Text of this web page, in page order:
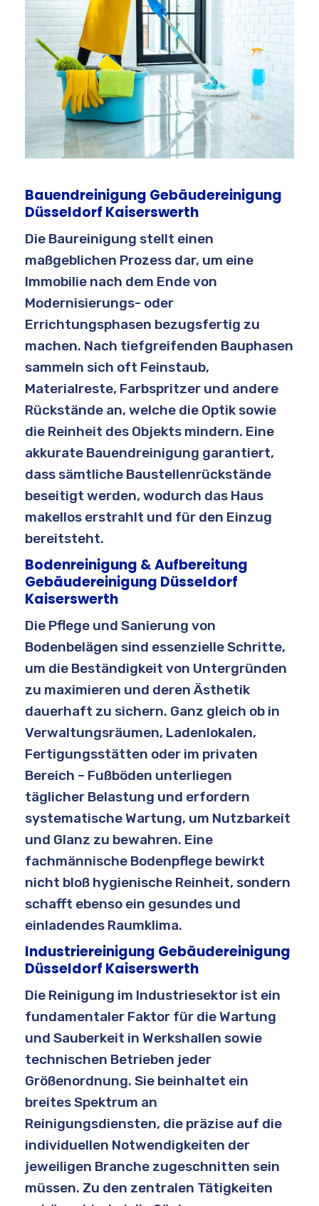
Bauendreinigung Gebäudereinigung
Düsseldorf Kaiserswerth
Die Baureinigung stellt einen
maßgeblichen Prozess dar, um eine
Immobilie nach dem Ende von
Modernisierungs- oder
Errichtungsphasen bezugsfertig zu
machen. Nach tiefgreifenden Bauphasen
sammeln sich oft Feinstaub,
Materialreste, Farbspritzer und andere
Rückstände an, welche die Optik sowie
die Reinheit des Objekts mindern. Eine
akkurate Bauendreinigung garantiert,
dass sämtliche Baustellenrückstände
beseitigt werden, wodurch das Haus
makellos erstrahlt und für den Einzug
bereitsteht.
Bodenreinigung & Aufbereitung
Gebäudereinigung Düsseldorf
Kaiserswerth
Die Pflege und Sanierung von
Bodenbelägen sind essenzielle Schritte,
um die Beständigkeit von Untergründen
zu maximieren und deren Ästhetik
dauerhaft zu sichern. Ganz gleich ob in
Verwaltungsräumen, Ladenlokalen,
Fertigungsstätten oder im privaten
Bereich – Fußböden unterliegen
täglicher Belastung und erfordern
systematische Wartung, um Nutzbarkeit
und Glanz zu bewahren. Eine
fachmännische Bodenpflege bewirkt
nicht bloß hygienische Reinheit, sondern
schafft ebenso ein gesundes und
einladendes Raumklima.
Industriereinigung Gebäudereinigung
Düsseldorf Kaiserswerth
Die Reinigung im Industriesektor ist ein
fundamentaler Faktor für die Wartung
und Sauberkeit in Werkshallen sowie
technischen Betrieben jeder
Größenordnung. Sie beinhaltet ein
breites Spektrum an
Reinigungsdiensten, die präzise auf die
individuellen Notwendigkeiten der
jeweiligen Branche zugeschnitten sein
müssen. Zu den zentralen Tätigkeiten